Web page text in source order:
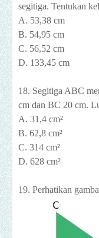
segitiga. Tentukan
A. 53,38 cm
B. 54,95 cm
C. 56,52 cm
D. 133,45 cm
18. Segitiga ABC
cm dan BC 20 cm.
A. 31,4 cm²
B. 62,8 cm²
C. 314 cm²
D. 628 cm²
19. Perhatikan